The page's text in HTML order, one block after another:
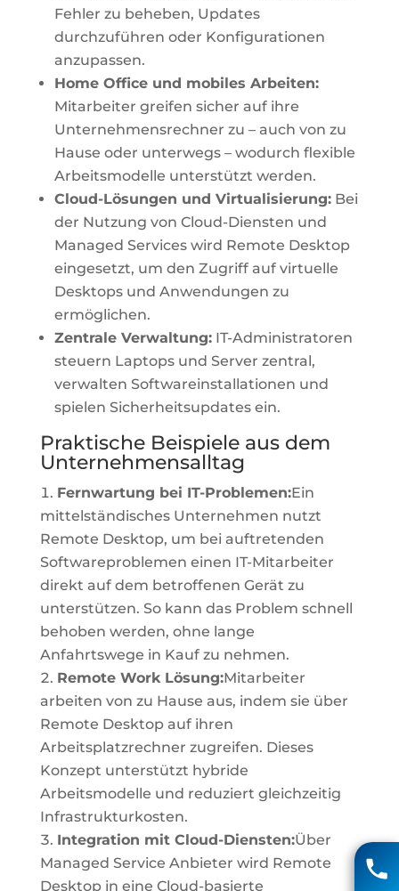
Fehler zu beheben, Updates
durchzuführen oder Konfigurationen
anzupassen.
Home Office und mobiles Arbeiten:
Mitarbeiter greifen sicher auf ihre
Unternehmensrechner zu – auch von zu
Hause oder unterwegs – wodurch flexible
Arbeitsmodelle unterstützt werden.
Cloud-Lösungen und Virtualisierung:Bei
der Nutzung von Cloud-Diensten und
Managed Services wird Remote Desktop
eingesetzt, um den Zugriff auf virtuelle
Desktops und Anwendungen zu
ermöglichen.
Zentrale Verwaltung:IT-Administratoren
steuern Laptops und Server zentral,
verwalten Softwareinstallationen und
spielen Sicherheitsupdates ein.
Praktische Beispiele aus dem
Unternehmensalltag
Fernwartung bei IT-Problemen:Ein
mittelständisches Unternehmen nutzt
Remote Desktop, um bei auftretenden
Softwareproblemen einen IT-Mitarbeiter
direkt auf dem betroffenen Gerät zu
unterstützen. So kann das Problem schnell
behoben werden, ohne lange
Anfahrtswege in Kauf zu nehmen.
Remote Work Lösung:Mitarbeiter
arbeiten von zu Hause aus, indem sie über
Remote Desktop auf ihren
Arbeitsplatzrechner zugreifen. Dieses
Konzept unterstützt hybride
Arbeitsmodelle und reduziert gleichzeitig
Infrastrukturkosten.
Integration mit Cloud-Diensten:Über
Managed Service Anbieter wird Remote
Desktop in eine Cloud-basierte
Matthias Voigt
04131 85 90